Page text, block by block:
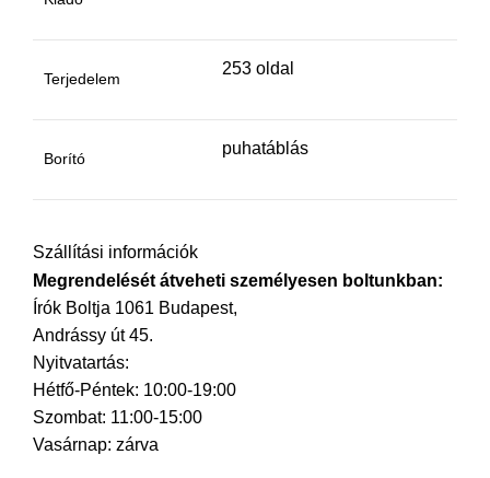
Terjedelem
253 oldal
Borító
puhatáblás
Szállítási információk
Megrendelését átveheti személyesen boltunkban:
Írók Boltja 1061 Budapest,
Andrássy út 45.
Nyitvatartás:
Hétfő-Péntek: 10:00-19:00
Szombat: 11:00-15:00
Vasárnap: zárva